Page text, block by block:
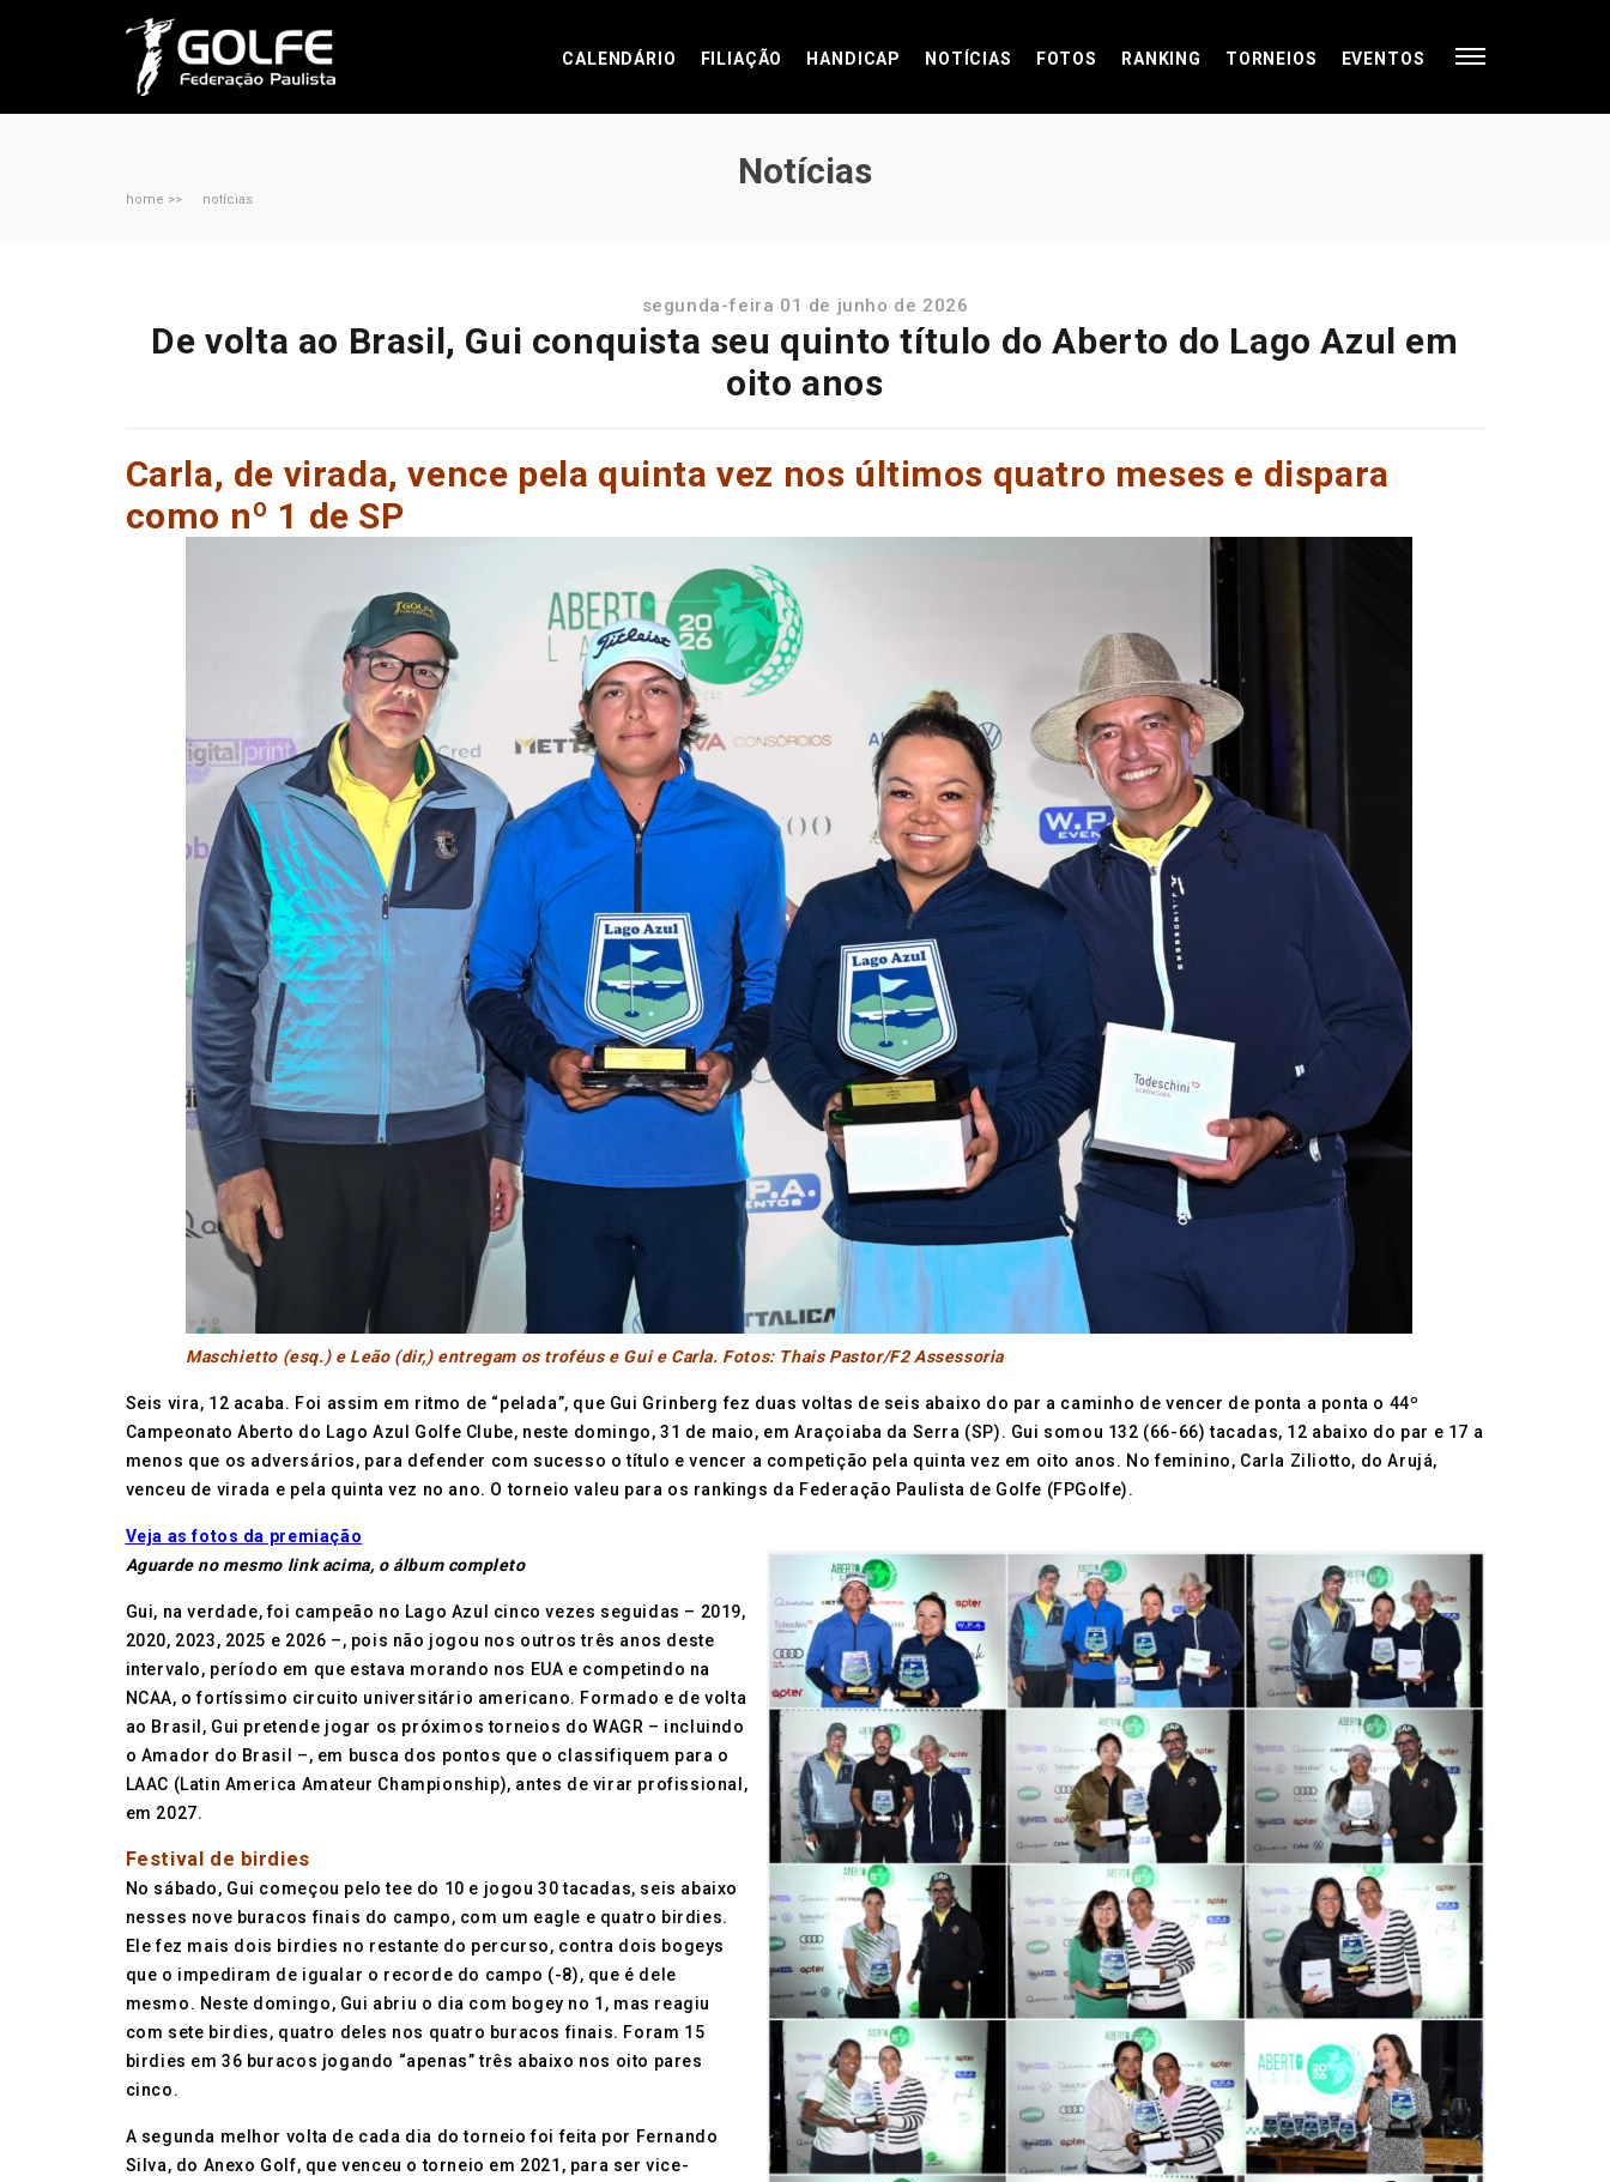
CALENDÁRIO FILIAÇÃO HANDICAP NOTÍCIAS FOTOS RANKING TORNEIOS EVENTOS
Notícias
home >> notícias
segunda-feira 01 de junho de 2026
De volta ao Brasil, Gui conquista seu quinto título do Aberto do Lago Azul em
oito anos
Carla, de virada, vence pela quinta vez nos últimos quatro meses e dispara
como nº 1 de SP
Maschietto (esq.) e Leão (dir,) entregam os troféus e Gui e Carla. Fotos: Thais Pastor/F2 Assessoria
Seis vira, 12 acaba. Foi assim em ritmo de “pelada”, que Gui Grinberg fez duas voltas de seis abaixo do par a caminho de vencer de ponta a ponta o 44º
Campeonato Aberto do Lago Azul Golfe Clube, neste domingo, 31 de maio, em Araçoiaba da Serra (SP). Gui somou 132 (66-66) tacadas, 12 abaixo do par e 17 a
menos que os adversários, para defender com sucesso o título e vencer a competição pela quinta vez em oito anos. No feminino, Carla Ziliotto, do Arujá,
venceu de virada e pela quinta vez no ano. O torneio valeu para os rankings da Federação Paulista de Golfe (FPGolfe).
Veja as fotos da premiação
Aguarde no mesmo link acima, o álbum completo
Gui, na verdade, foi campeão no Lago Azul cinco vezes seguidas – 2019,
2020, 2023, 2025 e 2026 –, pois não jogou nos outros três anos deste
intervalo, período em que estava morando nos EUA e competindo na
NCAA, o fortíssimo circuito universitário americano. Formado e de volta
ao Brasil, Gui pretende jogar os próximos torneios do WAGR – incluindo
o Amador do Brasil –, em busca dos pontos que o classifiquem para o
LAAC (Latin America Amateur Championship), antes de virar profissional,
em 2027.
Festival de birdies
No sábado, Gui começou pelo tee do 10 e jogou 30 tacadas, seis abaixo
nesses nove buracos finais do campo, com um eagle e quatro birdies.
Ele fez mais dois birdies no restante do percurso, contra dois bogeys
que o impediram de igualar o recorde do campo (-8), que é dele
mesmo. Neste domingo, Gui abriu o dia com bogey no 1, mas reagiu
com sete birdies, quatro deles nos quatro buracos finais. Foram 15
birdies em 36 buracos jogando “apenas” três abaixo nos oito pares
cinco.
A segunda melhor volta de cada dia do torneio foi feita por Fernando
Silva, do Anexo Golf, que venceu o torneio em 2021, para ser vice-